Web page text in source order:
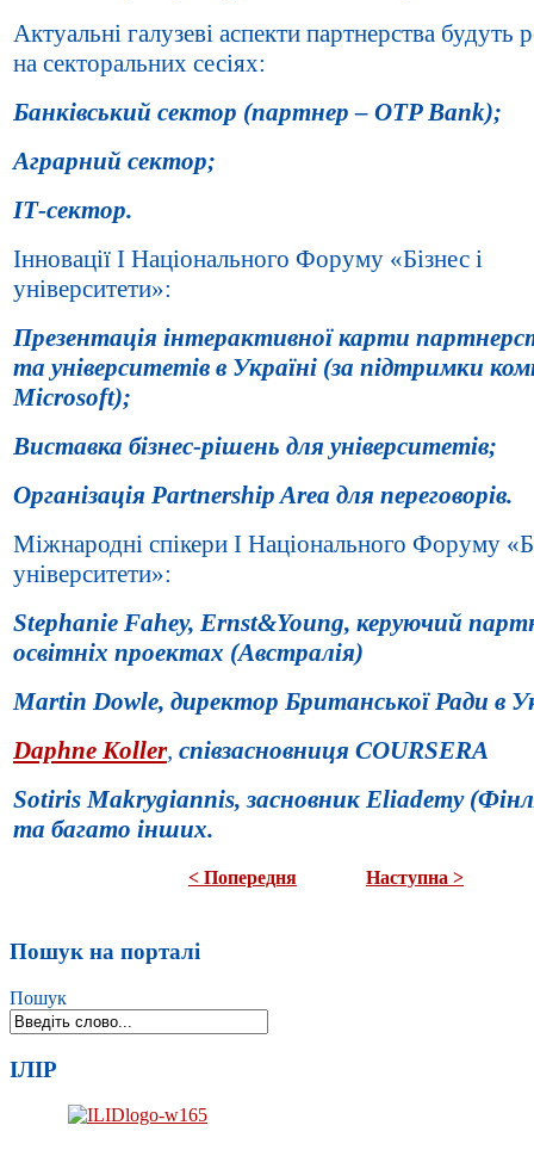
Актуальні галузеві аспекти партнерства будуть
на секторальних сесіях:
Банківський сектор (партнер – OTP Bank);
Аграрний сектор;
ІТ-сектор.
Інновації І Національного Форуму «Бізнес і
університети»:
Презентація інтерактивної карти
та університетів в Україні (за підтримки
Microsoft);
Виставка бізнес-рішень для університетів;
Організація Partnership Area для переговорів.
Міжнародні спікери І Національного Форуму
університети»:
Stephanie Fahey, Ernst&Young, керуючий
освітніх проектах (Австралія)
Martin Dowle, директор Британської Ради в
Daphne Koller, співзасновниця COURSERA
Sotiris Makrygiannis, засновник Eliademy
та багато інших.
< Попередня Наступна >
Пошук на порталі
Пошук
ІЛІР